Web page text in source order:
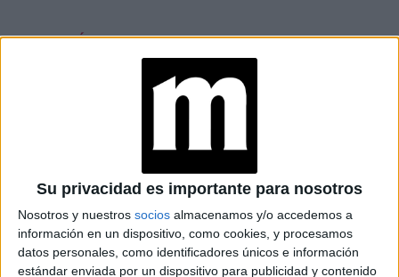
Su privacidad es importante para nosotros
Nosotros y nuestros socios almacenamos y/o accedemos a
información en un dispositivo, como cookies, y procesamos
datos personales, como identificadores únicos e información
estándar enviada por un dispositivo para publicidad y contenido
TAMBIÉN TE PUEDE INTERESAR
COMO ROSALÍA: TE
ENSEÑAMOS CÓMO
CONSEGUIR SUS
GLOSS
EL REGRESO DE
FOOTBALLCORE
QUE, DESDE MARÍA
BECERRA HASTA
ROSALÍA, IMPONEN
EN EL STREET STYLE